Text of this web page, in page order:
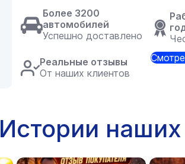
Более 3200
автомобилей
Успешно доставлено
Реальные отзывы
От наших клиентов
Истории наших